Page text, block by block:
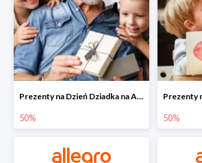
Prezenty na Dzień Dziadka na Allegro do -50%
50% 50%